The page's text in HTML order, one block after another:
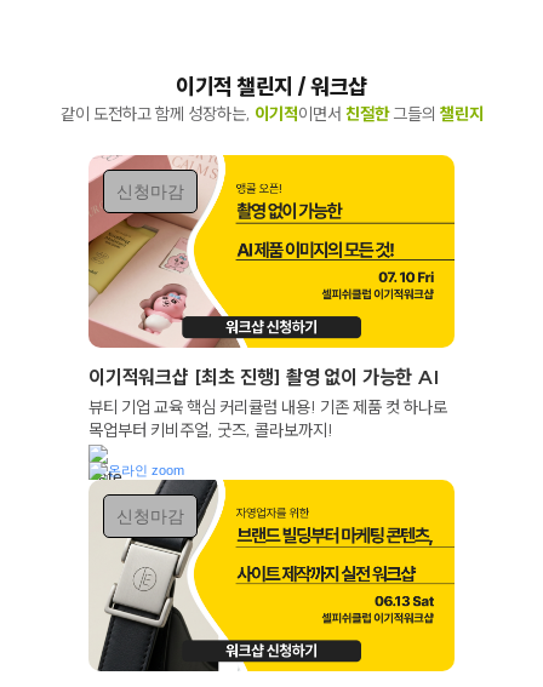
이기적 챌린지 / 워크샵
같이 도전하고 함께 성장하는, 이기적이면서 친절한그들의 챌린지
이기적워크샵 [최초 진행] 촬영 없이 가능한 AI
제품 이미지의 모든 것!
뷰티 기업 교육 핵심 커리큘럼 내용! 기존 제품 컷 하나로
목업부터 키비주얼, 굿즈, 콜라보까지!
온라인 zoom
신청마감
신청마감